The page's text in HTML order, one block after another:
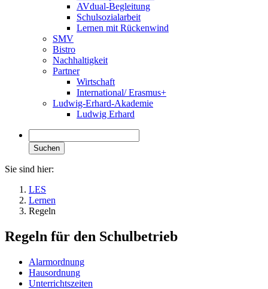
AVdual-Begleitung
Schulsozialarbeit
Lernen mit Rückenwind
SMV
Bistro
Nachhaltigkeit
Partner
Wirtschaft
International/ Erasmus+
Ludwig-Erhard-Akademie
Ludwig Erhard
Suchen
Sie sind hier:
LES
Lernen
Regeln
Regeln für den Schulbetrieb
Alarmordnung
Hausordnung
Unterrichtszeiten